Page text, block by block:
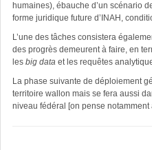
humaines), ébauche d’un scénario
forme juridique future d’INAH,
L’une des tâches consistera
des progrès demeurent à faire, en
les big data et les requêtes
La phase suivante de déploiement
territoire wallon mais se fera aussi
niveau fédéral [on pense notamment